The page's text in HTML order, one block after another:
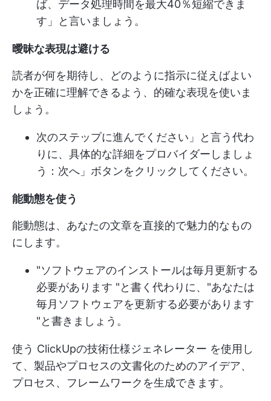
ば、データ処理時間を最大40％短縮できま
す」と言いましょう。
曖昧な表現は避ける
読者が何を期待し、どのように指示に従えばよい
かを正確に理解できるよう、的確な表現を使いま
しょう。
次のステップに進んでください」と言う代わ
りに、具体的な詳細をプロバイダーしましょ
う：次へ」ボタンをクリックしてください。
能動態を使う
能動態は、あなたの文章を直接的で魅力的なもの
にします。
"ソフトウェアのインストールは毎月更新する
必要があります "と書く代わりに、"あなたは
毎月ソフトウェアを更新する必要があります
"と書きましょう。
使う ClickUpの技術仕様ジェネレーター を使用し
て、製品やプロセスの文書化のためのアイデア、
プロセス、フレームワークを生成できます。